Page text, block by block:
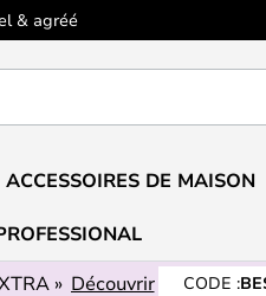
& agréé
ACCESSOIRES DE MAISON
» Découvrir CODE :